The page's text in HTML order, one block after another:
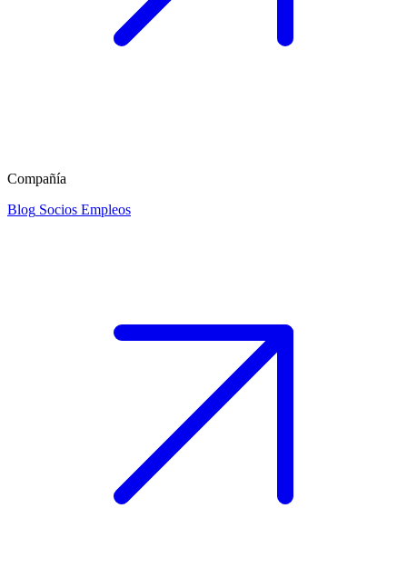
Compañía
Blog Socios Empleos